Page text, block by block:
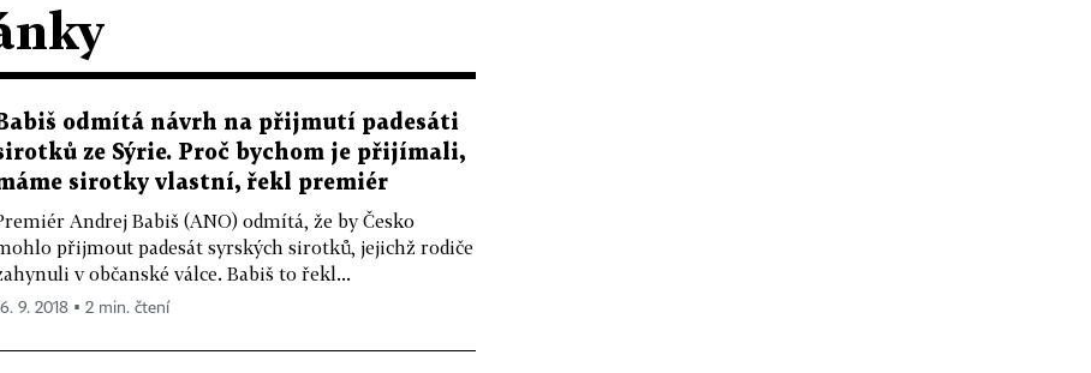
odmítá návrh na přijmutí padesáti
ze Sýrie. Proč bychom je přijímali,
sirotky vlastní, řekl premiér
Andrej Babiš (ANO) odmítá, že by Česko
přijmout padesát syrských sirotků, jejichž rodiče
v občanské válce. Babiš to řekl...
9. 2018 ▪ 2 min. čtení